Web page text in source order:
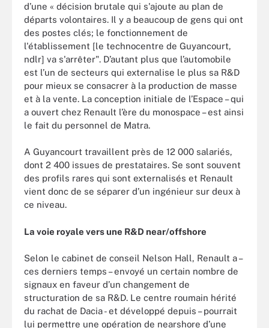
d’une « décision brutale qui s'ajoute au plan de
départs volontaires. Il y a beaucoup de gens qui ont
des postes clés; le fonctionnement de
l'établissement [le technocentre de Guyancourt,
ndlr] va s'arrêter". D’autant plus que l’automobile
est l’un de secteurs qui externalise le plus sa R&D
pour mieux se consacrer à la production de masse
et à la vente. La conception initiale de l’Espace – qui
a ouvert chez Renault l’ère du monospace – est ainsi
le fait du personnel de Matra.
A Guyancourt travaillent près de 12 000 salariés,
dont 2 400 issues de prestataires. Se sont souvent
des profils rares qui sont externalisés et Renault
vient donc de se séparer d’un ingénieur sur deux à
ce niveau.
La voie royale vers une R&D near/offshore
Selon le cabinet de conseil Nelson Hall, Renault a –
ces derniers temps – envoyé un certain nombre de
signaux en faveur d’un changement de
structuration de sa R&D. Le centre roumain hérité
du rachat de Dacia - et développé depuis – pourrait
lui permettre une opération de nearshore d’une